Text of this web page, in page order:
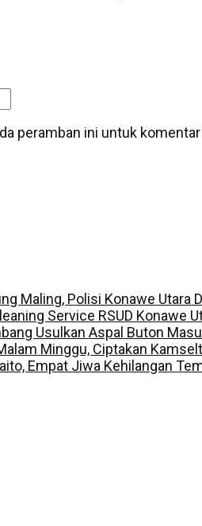
peramban ini untuk
Maling, Polisi Konawe Utara
Service RSUD Konawe
Usulkan Aspal Buton
Minggu, Ciptakan
Empat Jiwa Kehilangan